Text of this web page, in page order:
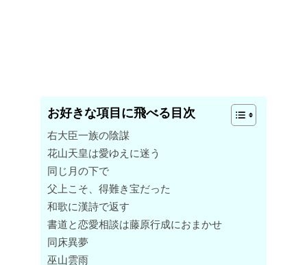
お好きな項目に飛べる目次
右大臣一族の陰謀
花山天皇は愛ゆえに迷う
同じ月の下で
父上こそ、得難き宝だった
和歌に漢詩で返す
書道と恋愛相談は藤原行成におまかせ
同床異夢
巫山雲雨